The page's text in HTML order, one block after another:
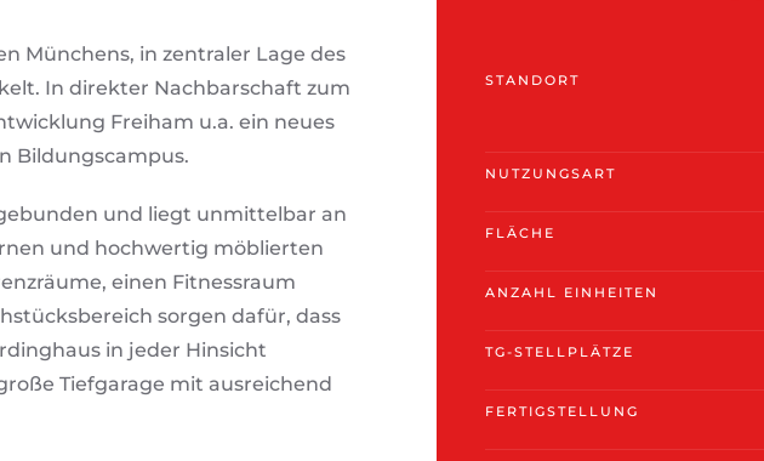
Münchens, in zentraler Lage des
In direkter Nachbarschaft zum
Freiham u.a. ein neues
Bildungscampus.
und liegt unmittelbar an
und hochwertig möblierten
einen Fitnessraum
sorgen dafür, dass
in jeder Hinsicht
Tiefgarage mit ausreichend
STANDORT
NUTZUNGSART
FLÄCHE
ANZAHL EINHEITEN
TG-STELLPLÄTZE
FERTIGSTELLUNG